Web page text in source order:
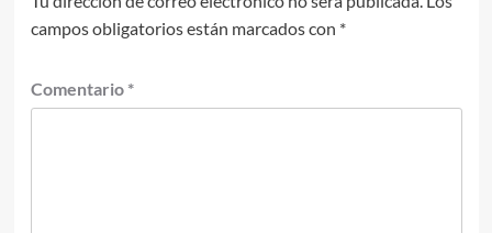
campos obligatorios están marcados con *
Comentario *